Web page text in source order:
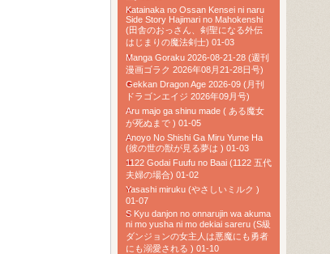
Katainaka no Ossan Kensei ni naru
Side Story Hajimari no Mahokenshi
(田舎のおっさん、剣聖になる外伝
はじまりの魔法剣士) 01-03
Manga Goraku 2026-08-21-28 (週刊
漫画ゴラク 2026年08月21-28日号)
Gekkan Dragon Age 2026-09 (月刊
ドラゴンエイジ 2026年09月号)
Aru majo ga shinu made ( ある魔女
が死ぬまで ) 01-05
Anoyo No Shishi Ga Miru Yume Ha
(彼の世の獣が見る夢は ) 01-03
1122 Godai Fuufu no Baai (1122 五代
夫婦の場合) 01-02
Yasashi miruku (やさしいミルク )
01-07
S Kyu danjon no onnarujin wa akuma
ni mo yusha ni mo dekiai sareru (S級
ダンジョンの女主人は悪魔にも勇者
にも溺愛される ) 01-10